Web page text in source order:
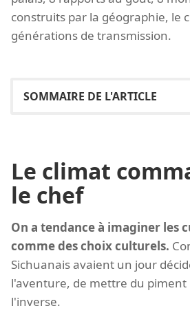
construits par la géographie, le
générations de transmission.
Le climat
le chef
On a tendance à imaginer les
comme des choix culturels.
Sichuanais avaient un jour
l'aventure, de mettre du piment
l'inverse.